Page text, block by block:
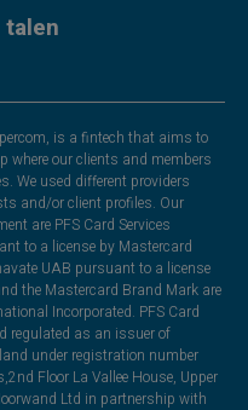
is a fintech that aims to
where our clients and members
We used different providers
and/or client profiles. Our
are PFS Card Services
to a license by Mastercard
UAB pursuant to a license
the Mastercard Brand Mark are
Incorporated. PFS Card
regulated as an issuer of
under registration number
Floor La Vallee House, Upper
Ltd in partnership with